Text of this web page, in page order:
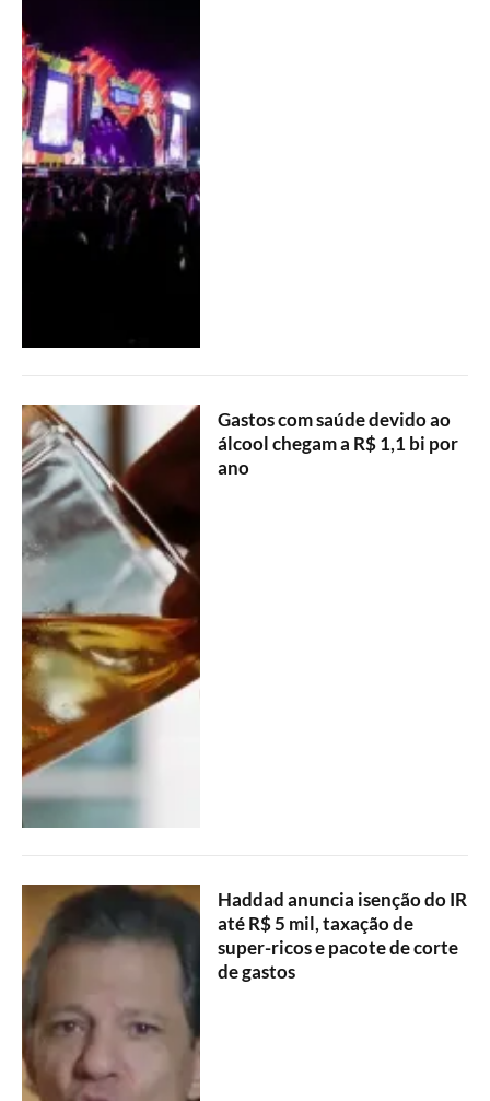
Gastos com saúde devido ao
álcool chegam a R$ 1,1 bi por
ano
Haddad anuncia isenção do IR
até R$ 5 mil, taxação de
super-ricos e pacote de corte
de gastos